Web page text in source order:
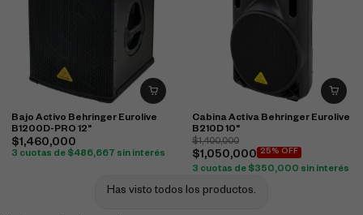
Bajo Activo Behringer Eurolive
B1200D-PRO 12"
$1,460,000
3 cuotas de $486,667 sin interés
Cabina Activa Behringer Eurolive
B210D 10"
$1,400,000
$1,050,000 25% OFF
3 cuotas de $350,000 sin interés
Has visto todos los productos.